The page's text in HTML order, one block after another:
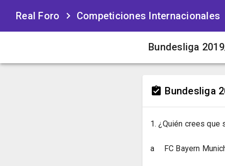
Real Foro Competiciones Internacionales
Bundesliga
Bundesliga
1. ¿Quién crees que
a FC Bayern